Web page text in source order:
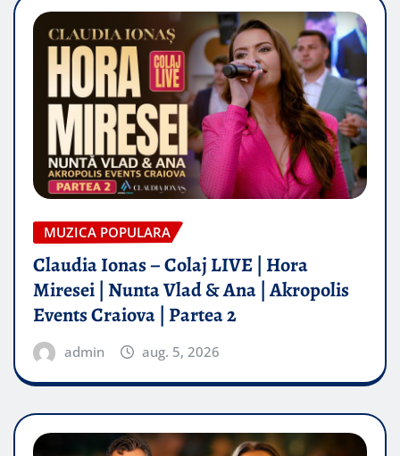
MUZICA POPULARA
Claudia Ionas – Colaj LIVE | Hora
Miresei | Nunta Vlad & Ana | Akropolis
Events Craiova | Partea 2
admin aug. 5, 2026